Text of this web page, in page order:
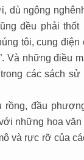
dù ngông
đều phải thốt
tôi, cung điện
Và những điều
các sách
rồng, đầu
những hoa
và rực rỡ của